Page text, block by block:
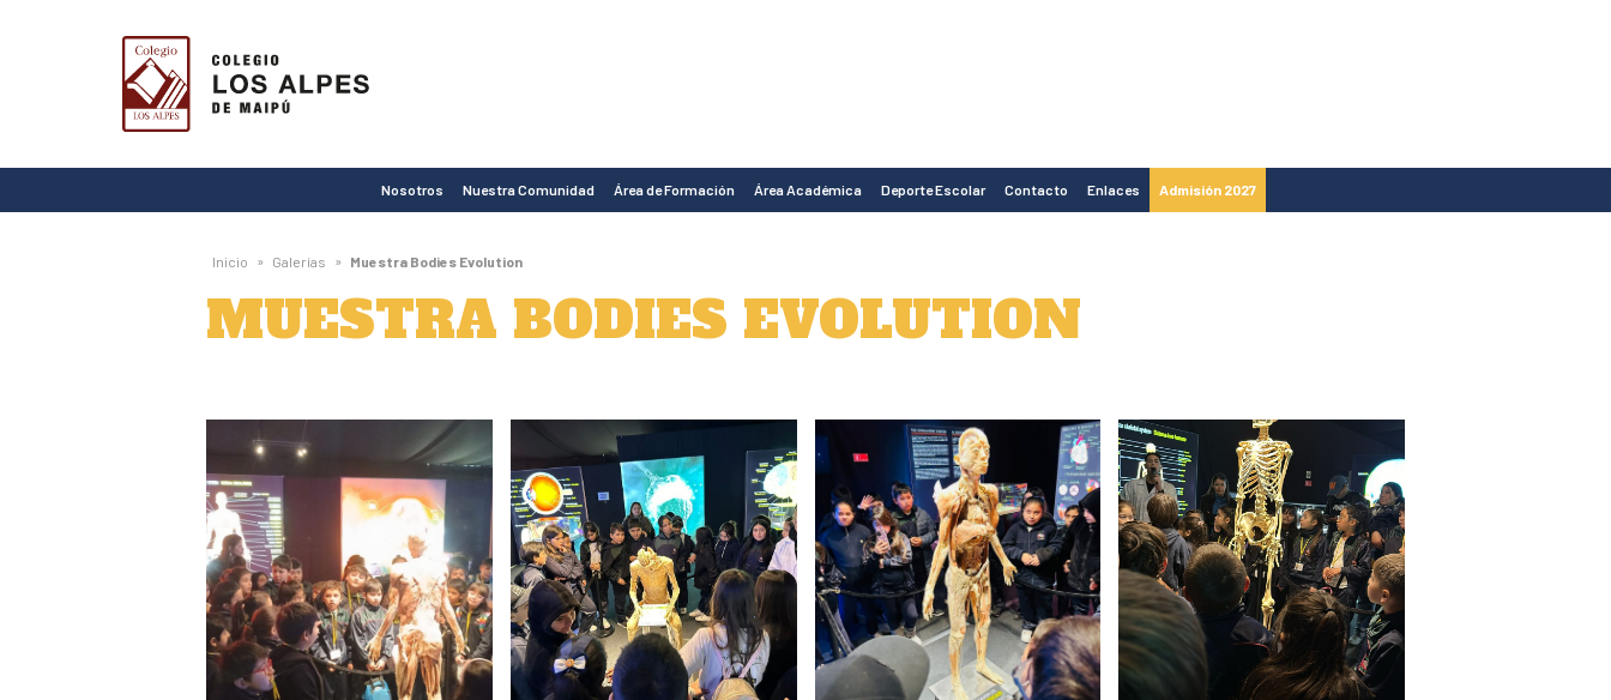
Colegio
Los
Alpes
de
Maipú
Nosotros Nuestra Comunidad Área de Formación Área Académica Deporte Escolar Contacto Enlaces Admisión 2027
Inicio » Galerías » Muestra Bodies Evolution
MUESTRA BODIES EVOLUTION